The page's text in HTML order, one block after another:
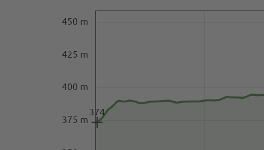
375 m
400 m
425 m
450 m
374